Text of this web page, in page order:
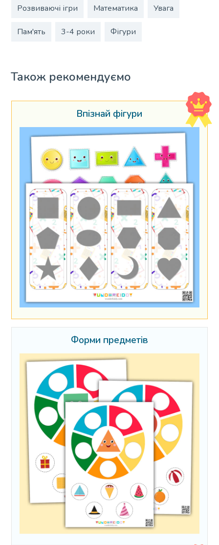
Розвиваючі ігри Математика Увага
Пам'ять 3-4 роки Фігури
Також рекомендуємо
Впізнай фігури
Форми предметів